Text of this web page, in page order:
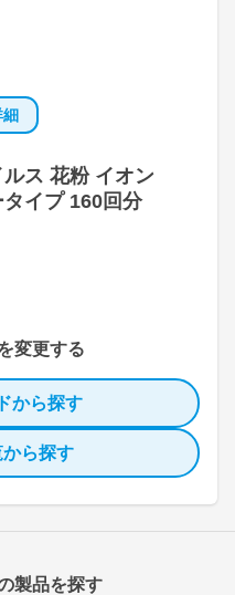
細
ス 花粉 イオン
イプ 160回分
変更する
から探す
ら探す
製品を探す